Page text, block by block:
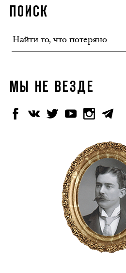
ПОИСК
МЫ НЕ ВЕЗДЕ